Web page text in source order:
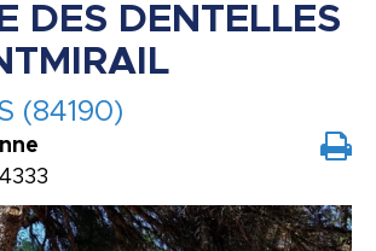
DES DENTELLES
(84190)